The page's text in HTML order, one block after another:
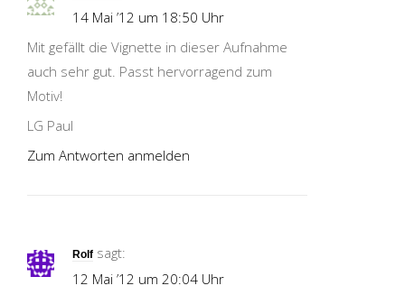
14 Mai ’12 um 18:50 Uhr
Mit gefällt die Vignette in dieser Aufnahme
auch sehr gut. Passt hervorragend zum
Motiv!
LG Paul
Zum Antworten anmelden
Rolf sagt:
12 Mai ’12 um 20:04 Uhr